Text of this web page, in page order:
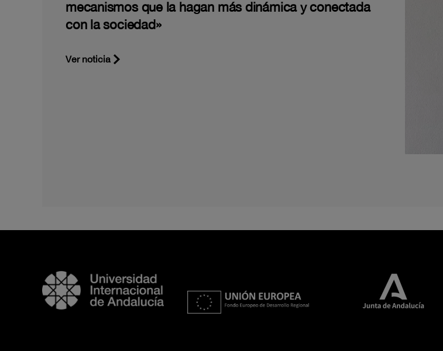
mecanismos que la hagan más dinámica y conectada
con la sociedad»
Ver noticia